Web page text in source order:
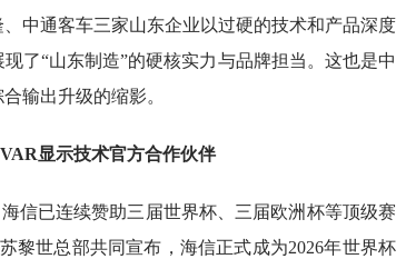
中通客车三家山东企业以过硬的技术和产品深度
了“山东制造”的硬核实力与品牌担当。这也是中
输出升级的缩影。
显示技术官方合作伙伴
信已连续赞助三届世界杯、三届欧洲杯等顶级赛
黎世总部共同宣布，海信正式成为2026年世界杯